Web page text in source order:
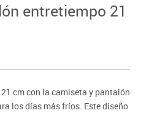
entretiempo 21
cm con la camiseta y pantalón
los días más fríos. Este diseño